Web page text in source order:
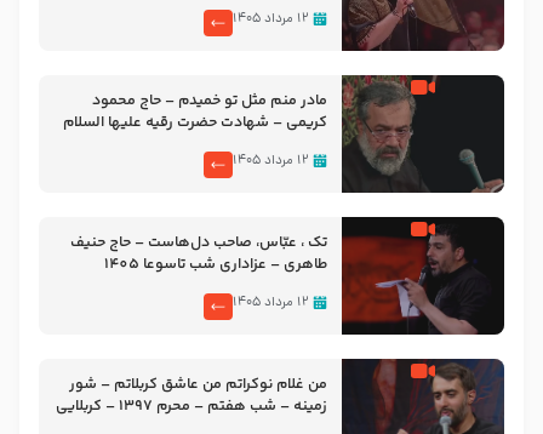
۱۲ مرداد ۱۴۰۵
مادر منم مثل تو خمیدم – حاج محمود
کریمی – شهادت حضرت رقیه علیها السلام
۱۲ مرداد ۱۴۰۵
تک ، عبّاس، صاحب دل‌هاست – حاج حنیف
طاهری – عزاداری شب تاسوعا 1405
۱۲ مرداد ۱۴۰۵
من غلام نوکراتم من عاشق کربلاتم – شور
زمینه – شب هفتم – محرم 1397 – کربلایی